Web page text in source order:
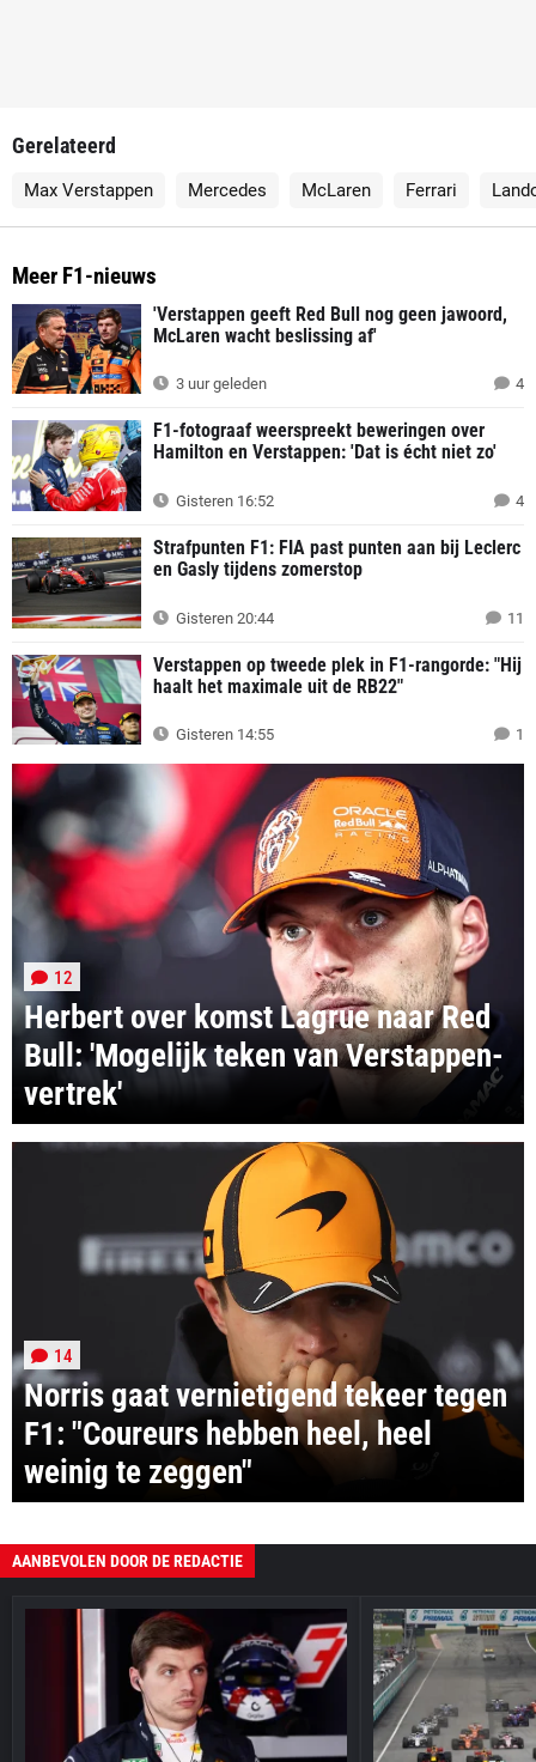
Gerelateerd
Max Verstappen Mercedes McLaren Ferrari
Meer F1-nieuws
'Verstappen geeft Red Bull nog geen jawoord,
McLaren wacht beslissing af'
3 uur geleden 4
F1-fotograaf weerspreekt beweringen over
Hamilton en Verstappen: 'Dat is écht niet zo'
Gisteren 16:52 4
Strafpunten F1: FIA past punten aan bij Leclerc
en Gasly tijdens zomerstop
Gisteren 20:44 11
Verstappen op tweede plek in F1-rangorde: "Hij
haalt het maximale uit de RB22"
Gisteren 14:55 1
Herbert over komst Lagrue naar Red
Bull: 'Mogelijk teken van Verstappen-
vertrek'
12
Norris gaat vernietigend tekeer tegen
F1: "Coureurs hebben heel, heel
weinig te zeggen"
14
AANBEVOLEN DOOR DE REDACTIE